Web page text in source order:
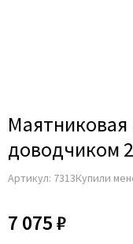
Маятниковая
доводчиком
Артикул: 7313Купили
7 075 ₽